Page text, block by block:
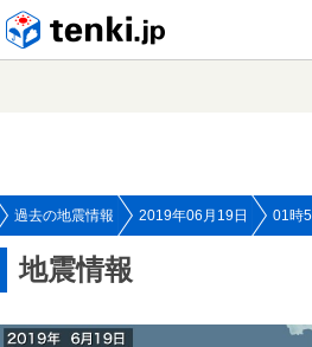
過去の地震情報 2019年06月19日 01時
地震情報